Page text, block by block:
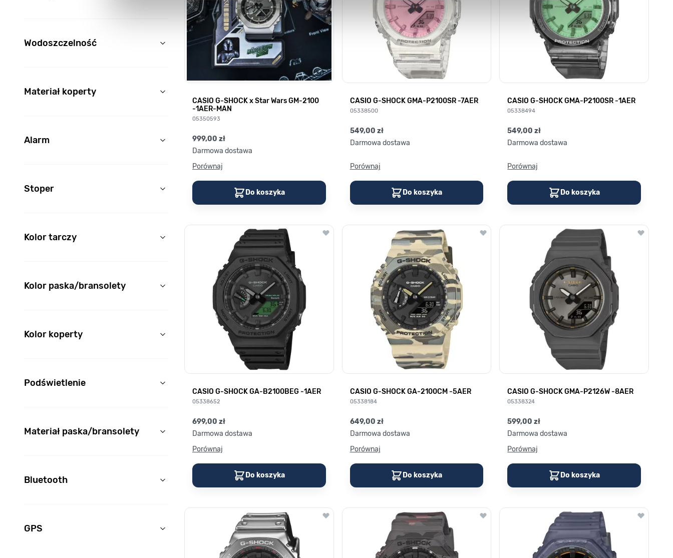
Wodoszczelność
Materiał koperty
Alarm
Stoper
Kolor tarczy
Kolor paska/bransolety
Kolor koperty
Podświetlenie
Materiał paska/bransolety
Bluetooth
GPS
CASIO G-SHOCK x Star Wars GM-2100
-1AER-MAN
05350593
999,00 zł
Darmowa dostawa
Porównaj
Do koszyka
CASIO G-SHOCK GMA-P2100SR -7AER
05338500
549,00 zł
Darmowa dostawa
Porównaj
Do koszyka
CASIO G-SHOCK GMA-P2100SR -1AER
05338494
549,00 zł
Darmowa dostawa
Porównaj
Do koszyka
CASIO G-SHOCK GA-B2100BEG -1AER
05338652
699,00 zł
Darmowa dostawa
Porównaj
Do koszyka
CASIO G-SHOCK GA-2100CM -5AER
05338184
649,00 zł
Darmowa dostawa
Porównaj
Do koszyka
CASIO G-SHOCK GMA-P2126W -8AER
05338324
599,00 zł
Darmowa dostawa
Porównaj
Do koszyka